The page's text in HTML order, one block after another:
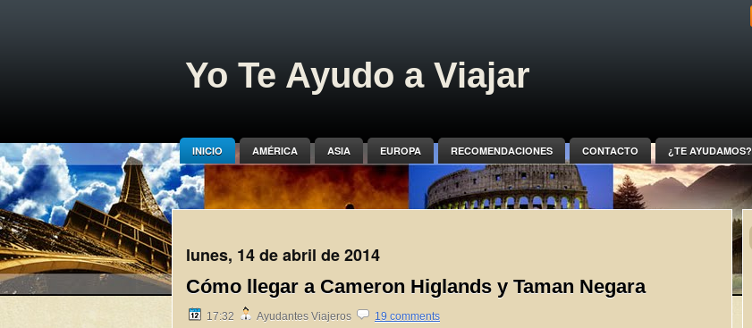
Yo Te Ayudo a Viajar
INICIO AMÉRICA ASIA EUROPA RECOMENDACIONES CONTACTO ¿TE AYUDAMOS?
lunes, 14 de abril de 2014
Cómo llegar a Cameron Higlands y Taman Negara
17:32 Ayudantes Viajeros 19 comments